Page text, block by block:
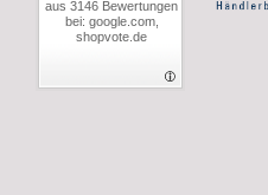
aus 3146 Bewertungen
bei: google.com,
shopvote.de